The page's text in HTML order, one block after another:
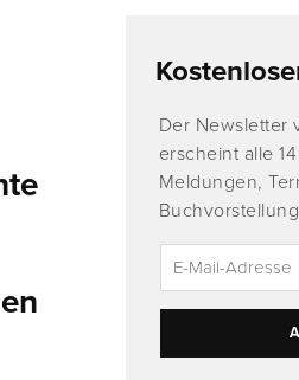
Der Newsletter
erscheint alle
Meldungen,